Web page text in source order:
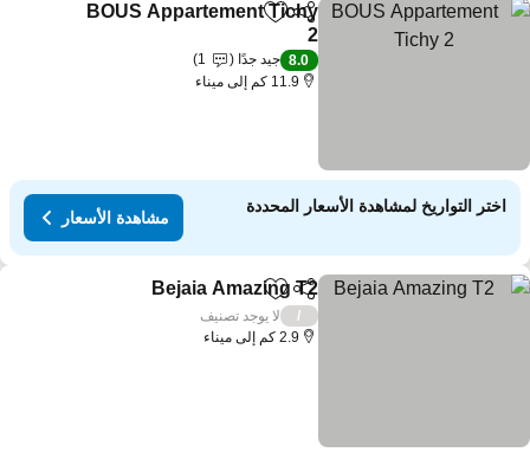
مشاركةAdd to favorites
BOUS Appartement Tichy
2
8.0 جيد جدًا
1
11.9 كم إلى ميناء
اختر التواريخ لمشاهدة الأسعار المحددة
مشاهدة الأسعار
مشاركةAdd to favorites
Bejaia Amazing T2
لا يوجد تصنيف
2.9 كم إلى ميناء